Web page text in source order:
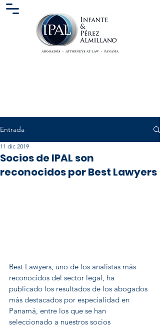
Entrada
Socios de IPAL son
reconocidos por Best Lawyers
11 dic 2019
Best Lawyers, uno de los analistas más
reconocidos del sector legal, ha
publicado los resultados de los abogados
más destacados por especialidad en
Panamá, entre los que se han
seleccionado a nuestros socios